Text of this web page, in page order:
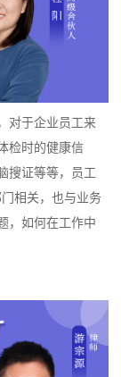
对于企业员工来
检时的健康信
搜证等等，员工
相关，也与业务
，如何在工作中